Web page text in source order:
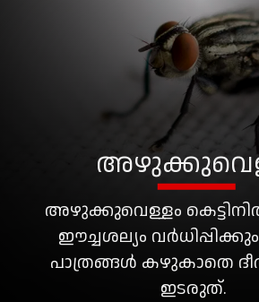
അഴുക്കുവെള്ളം
ഈച്ചശല്യം
പാത്രങ്ങൾ കഴുകാതെ
ഇടരുത്.